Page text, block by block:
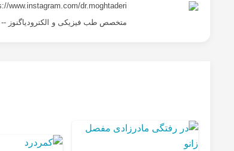
www.instagram.com/dr.moghtaderi
متخصص طب فیزیکی و الکترودیاگنوز